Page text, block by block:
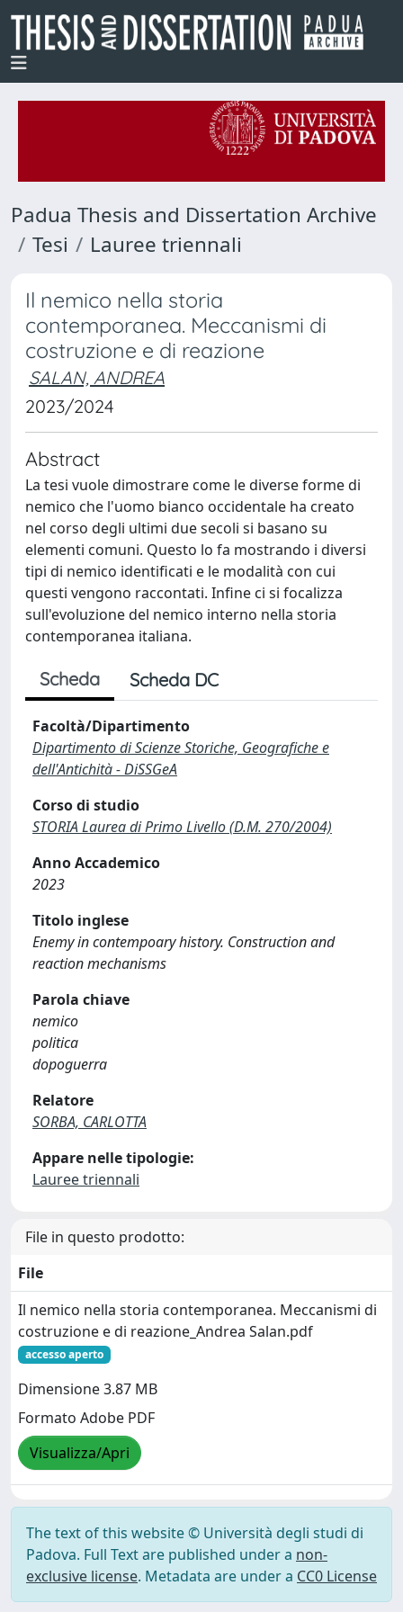
Padua Thesis and Dissertation Archive
Tesi
Lauree triennali
Il nemico nella storia
contemporanea. Meccanismi di
costruzione e di reazione
SALAN, ANDREA
2023/2024
Abstract
La tesi vuole dimostrare come le diverse forme di
nemico che l'uomo bianco occidentale ha creato
nel corso degli ultimi due secoli si basano su
elementi comuni. Questo lo fa mostrando i diversi
tipi di nemico identificati e le modalità con cui
questi vengono raccontati. Infine ci si focalizza
sull'evoluzione del nemico interno nella storia
contemporanea italiana.
Scheda Scheda DC
Facoltà/Dipartimento
Dipartimento di Scienze Storiche, Geografiche e
dell'Antichità - DiSSGeA
Corso di studio
STORIA Laurea di Primo Livello (D.M. 270/2004)
Anno Accademico
2023
Titolo inglese
Enemy in contempoary history. Construction and
reaction mechanisms
Parola chiave
nemico
politica
dopoguerra
Relatore
SORBA, CARLOTTA
Appare nelle tipologie:
Lauree triennali
File in questo prodotto:
File
Il nemico nella storia contemporanea. Meccanismi di
costruzione e di reazione_Andrea Salan.pdf
accesso aperto
Dimensione 3.87 MB
Formato Adobe PDF
Visualizza/Apri
The text of this website © Università degli studi di
Padova. Full Text are published under a non-
exclusive license. Metadata are under a CC0 License